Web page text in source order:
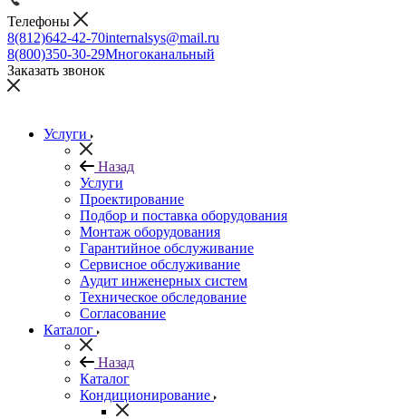
Телефоны
8(812)642-42-70internalsys@mail.ru
8(800)350-30-29Многоканальный
Заказать звонок
Услуги
Назад
Услуги
Проектирование
Подбор и поставка оборудования
Монтаж оборудования
Гарантийное обслуживание
Сервисное обслуживание
Аудит инженерных систем
Техническое обследование
Согласование
Каталог
Назад
Каталог
Кондиционирование